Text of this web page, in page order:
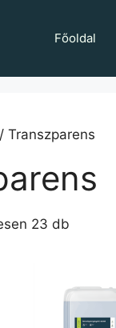
Főoldal
Transzparens
23 db